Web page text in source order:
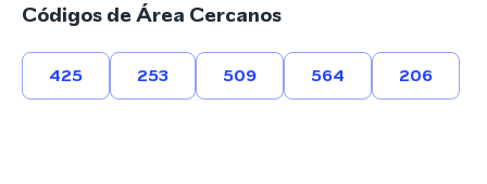
Códigos de Área Cercanos
425 253 509 564 206